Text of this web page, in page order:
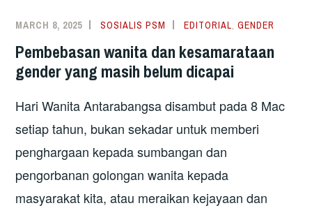
MARCH 8, 2025 SOSIALIS PSM EDITORIAL,GENDER
Pembebasan wanita dan kesamarataan
gender yang masih belum dicapai
Hari Wanita Antarabangsa disambut pada 8 Mac
setiap tahun, bukan sekadar untuk memberi
penghargaan kepada sumbangan dan
pengorbanan golongan wanita kepada
masyarakat kita, atau meraikan kejayaan dan